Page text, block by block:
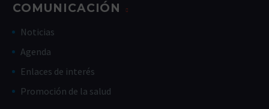
COMUNICACIÓN
Noticias
Agenda
Enlaces de interés
Promoción de la salud